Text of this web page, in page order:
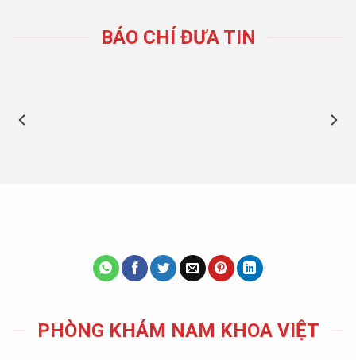
BÁO CHÍ ĐƯA TIN
PHÒNG KHÁM NAM KHOA VIỆT